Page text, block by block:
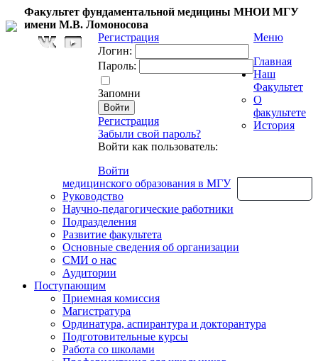
Факультет фундаментальной медицины МНОИ МГУ
имени М.В. Ломоносова
Регистрация
Логин:
Пароль:
Запомни
Регистрация
Забыли свой пароль?
Войти как пользователь:
Войти
Меню
Главная
Наш
Факультет
О
факультете
История
медицинского образования в МГУ
Руководство
Научно-педагогические работники
Подразделения
Развитие факультета
Основные сведения об организации
СМИ о нас
Аудитории
Поступающим
Приемная комиссия
Магистратура
Ординатура, аспирантура и докторантура
Подготовительные курсы
Работа со школами